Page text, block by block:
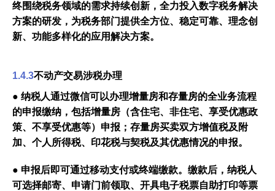
终围绕税务领域的需求持续创新，全力投入数字税务解决
方案的研发，为税务部门提供全方位、稳定可靠、理念创
新、功能多样化的应用解决方案。
1.4.3不动产交易涉税办理
● 纳税人通过微信可以办理增量房和存量房的全业务流程
的申报缴纳，包括增量房（含住宅、非住宅、享受优惠政
策、不享受优惠等）申报；存量房买卖双方增值税及附
加、个人所得税、印花税与契税及其优惠情况的申报。
● 申报后即可通过移动支付或终端缴款。缴款后，纳税人
可选择邮寄、申请门前领取、开具电子税票自助打印等票